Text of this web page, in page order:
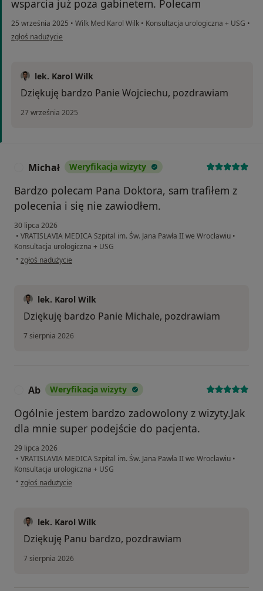
wsparcia już poza gabinetem. Polecam
25 września 2025 • Wilk Med Karol Wilk • Konsultacja urologiczna + USG •
w opinii użytkownika Wojciech
zgłoś nadużycie
lek. Karol Wilk
Dziękuję bardzo Panie Wojciechu, pozdrawiam
27 września 2025
Michał Weryfikacja wizyty
Bardzo polecam Pana Doktora, sam trafiłem z
polecenia i się nie zawiodłem.
30 lipca 2026
• VRATISLAVIA MEDICA Szpital im. Św. Jana Pawła II we Wrocławiu •
Konsultacja urologiczna + USG
• w opinii użytkownika Michał
zgłoś nadużycie
lek. Karol Wilk
Dziękuję bardzo Panie Michale, pozdrawiam
7 sierpnia 2026
Ab Weryfikacja wizyty
Ogólnie jestem bardzo zadowolony z wizyty.Jak
dla mnie super podejście do pacjenta.
29 lipca 2026
• VRATISLAVIA MEDICA Szpital im. Św. Jana Pawła II we Wrocławiu •
Konsultacja urologiczna + USG
• w opinii użytkownika Ab
zgłoś nadużycie
lek. Karol Wilk
Dziękuję Panu bardzo, pozdrawiam
7 sierpnia 2026